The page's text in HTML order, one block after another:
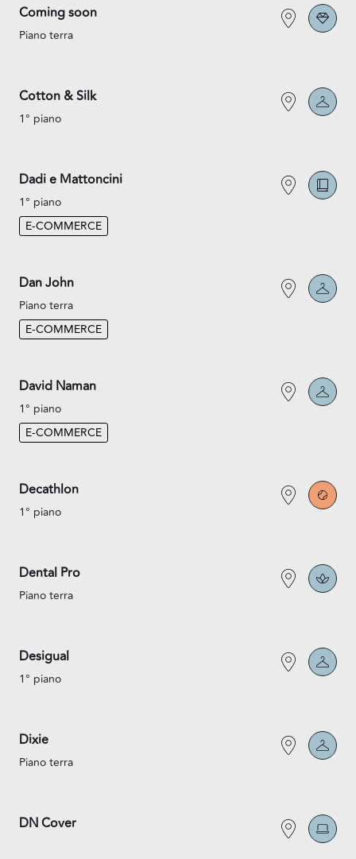
Coming soon
Piano terra
Cotton & Silk
1° piano
Dadi e Mattoncini
1° piano
E-COMMERCE
Dan John
Piano terra
E-COMMERCE
David Naman
1° piano
E-COMMERCE
Decathlon
1° piano
Dental Pro
Piano terra
Desigual
1° piano
Dixie
Piano terra
DN Cover